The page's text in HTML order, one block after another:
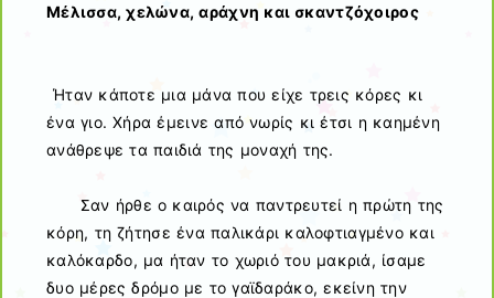
Μέλισσα, χελώνα, αράχνη και σκαντζόχοιρος
Ήταν κάποτε μια μάνα που είχε τρεις κόρες κι
ένα γιο. Χήρα έμεινε από νωρίς κι έτσι η καημένη
ανάθρεψε τα παιδιά της μοναχή της.
Σαν ήρθε ο καιρός να παντρευτεί η πρώτη της
κόρη, τη ζήτησε ένα παλικάρι καλοφτιαγμένο και
καλόκαρδο, μα ήταν το χωριό του μακριά, ίσαμε
δυο μέρες δρόμο με το γαϊδαράκο, εκείνη την